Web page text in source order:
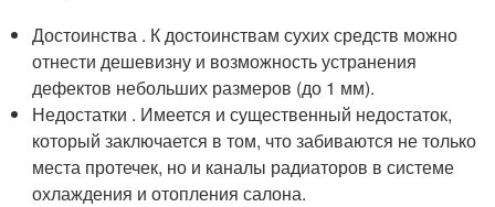
Достоинства . К достоинствам сухих средств можно
отнести дешевизну и возможность устранения
дефектов небольших размеров (до 1 мм).
Недостатки . Имеется и существенный недостаток,
который заключается в том, что забиваются не только
места протечек, но и каналы радиаторов в системе
охлаждения и отопления салона.